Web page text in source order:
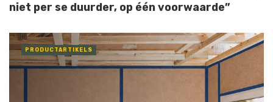
niet per se duurder, op één voorwaarde”
PRODUCTARTIKELS